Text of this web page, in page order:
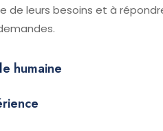
de leurs besoins et à
humaine